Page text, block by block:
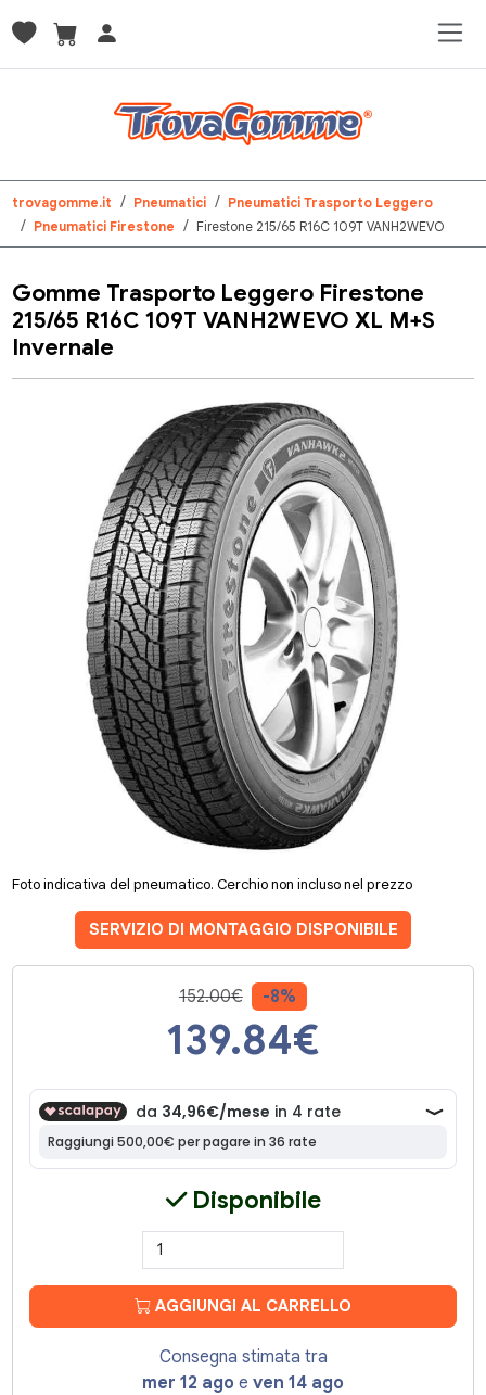
trovagomme.it Pneumatici
Pneumatici Trasporto Leggero
Pneumatici Firestone
Firestone 215/65 R16C 109T VANH2WEVO
Gomme Trasporto Leggero Firestone
215/65 R16C 109T VANH2WEVO XL M+S
Invernale
Foto indicativa del pneumatico. Cerchio non incluso nel prezzo
SERVIZIO DI MONTAGGIO DISPONIBILE
152.00€ -8%
139.84€
Disponibile
AGGIUNGI AL CARRELLO
Consegna stimata tra
mer 12 ago e ven 14 ago